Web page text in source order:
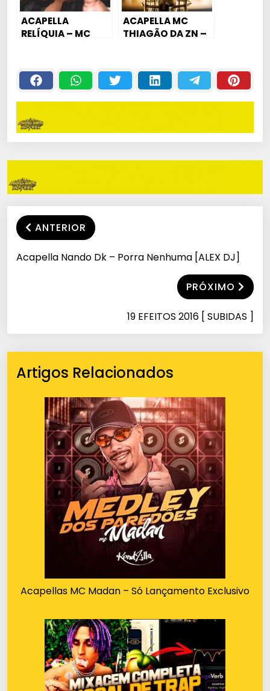
ACAPELLA
RELÍQUIA – MC
POTTER]
ACAPELLA MC
THIAGÃO DA ZN –
PROS FAVELA ( 133
BPM)
ANTERIOR
Acapella Nando Dk – Porra Nenhuma [ALEX DJ]
PRÓXIMO
19 EFEITOS 2016 [ SUBIDAS ]
Artigos Relacionados
Acapellas MC Madan – Só Lançamento Exclusivo